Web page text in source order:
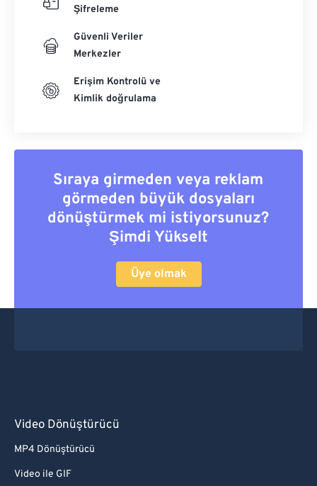
Şifreleme
Güvenli Veriler
Merkezler
Erişim Kontrolü ve
Kimlik doğrulama
Sıraya girmeden veya reklam
görmeden büyük dosyaları
dönüştürmek mi istiyorsunuz?
Şimdi Yükselt
Üye olmak
Video Dönüştürücü
MP4 Dönüştürücü
Video ile GIF